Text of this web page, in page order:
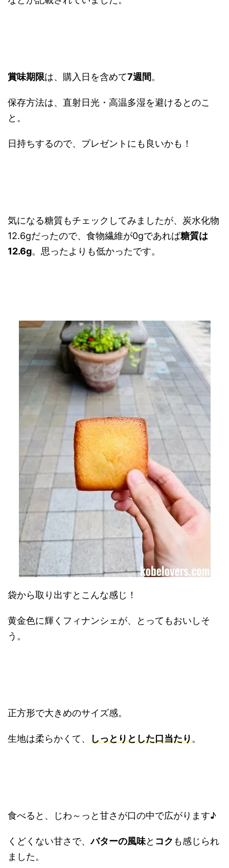
賞味期限は、購入日を含めて7週間。
保存方法は、直射日光・高温多湿を避けるとのこ
と。
日持ちするので、プレゼントにも良いかも！
気になる糖質もチェックしてみましたが、炭水化物
12.6gだったので、食物繊維が0gであれば糖質は
12.6g。思ったよりも低かったです。
袋から取り出すとこんな感じ！
黄金色に輝くフィナンシェが、とってもおいしそ
う。
正方形で大きめのサイズ感。
生地は柔らかくて、 しっとりとした口当たり。
食べると、じわ～っと甘さが口の中で広がります♪
くどくない甘さで、バターの風味と コク も感じられ
ました。